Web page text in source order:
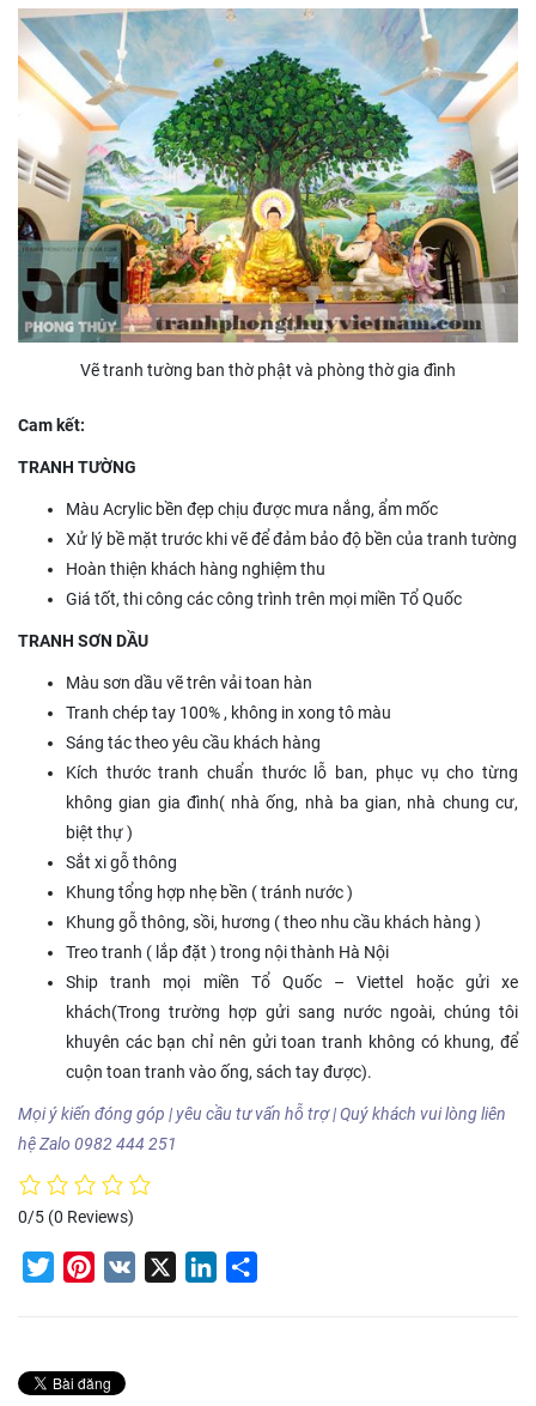
Vẽ tranh tường ban thờ phật và phòng thờ gia đình
Cam kết:
TRANH TƯỜNG
Màu Acrylic bền đẹp chịu được mưa nắng, ẩm mốc
Xử lý bề mặt trước khi vẽ để đảm bảo độ bền của tranh tường
Hoàn thiện khách hàng nghiệm thu
Giá tốt, thi công các công trình trên mọi miền Tổ Quốc
TRANH SƠN DẦU
Màu sơn dầu vẽ trên vải toan hàn
Tranh chép tay 100% , không in xong tô màu
Sáng tác theo yêu cầu khách hàng
Kích thước tranh chuẩn thước lỗ ban, phục vụ cho từng
không gian gia đình( nhà ống, nhà ba gian, nhà chung cư,
biệt thự )
Sắt xi gỗ thông
Khung tổng hợp nhẹ bền ( tránh nước )
Khung gỗ thông, sồi, hương ( theo nhu cầu khách hàng )
Treo tranh ( lắp đặt ) trong nội thành Hà Nội
Ship tranh mọi miền Tổ Quốc – Viettel hoặc gửi xe
khách(Trong trường hợp gửi sang nước ngoài, chúng tôi
khuyên các bạn chỉ nên gửi toan tranh không có khung, để
cuộn toan tranh vào ống, sách tay được).
Mọi ý kiến đóng góp | yêu cầu tư vấn hỗ trợ | Quý khách vui lòng liên
hệ Zalo 0982 444 251
0/5 (0 Reviews)
TwitterPinterest
VK LinkedIn